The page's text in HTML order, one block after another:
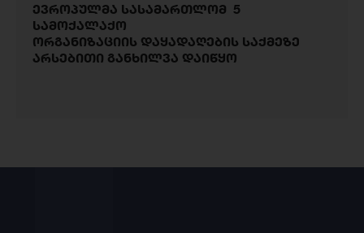
ევროპულმა სასამართლომ 5
სამოქალაქო
ორგანიზაციის დაყადაღების საქმეზე
არსებითი განხილვა დაიწყო